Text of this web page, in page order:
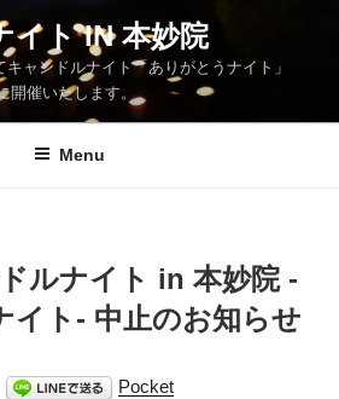
イト IN 本妙院
ャンドルナイト「ありがとうナイト」
開催いたします。
Menu
ルナイト in 本妙院 -
イト- 中止のお知らせ
Pocket